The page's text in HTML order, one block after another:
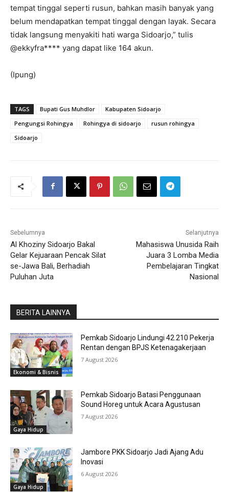
tempat tinggal seperti rusun, bahkan masih banyak yang
belum mendapatkan tempat tinggal dengan layak. Secara
tidak langsung menyakiti hati warga Sidoarjo,” tulis
@ekkyfra**** yang dapat like 164 akun.
(Ipung)
TAGS Bupati Gus Muhdlor
Kabupaten Sidoarjo
Pengungsi Rohingya
Rohingya di sidoarjo
rusun rohingya
Sidoarjo
Sebelumnya
Al Khoziny Sidoarjo Bakal
Gelar Kejuaraan Pencak Silat
se-Jawa Bali, Berhadiah
Puluhan Juta
Selanjutnya
Mahasiswa Unusida Raih
Juara 3 Lomba Media
Pembelajaran Tingkat
Nasional
BERITA LAINNYA
Ekonomi & Bisnis
Pemkab Sidoarjo Lindungi 42.210 Pekerja
Rentan dengan BPJS Ketenagakerjaan
7 August 2026
Gaya Hidup
Pemkab Sidoarjo Batasi Penggunaan
Sound Horeg untuk Acara Agustusan
7 August 2026
Gaya Hidup
Jambore PKK Sidoarjo Jadi Ajang Adu
Inovasi
6 August 2026